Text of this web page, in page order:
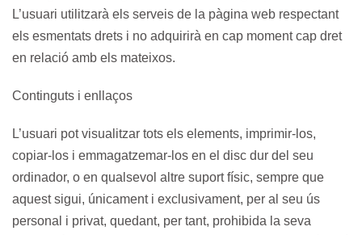
L’usuari utilitzarà els serveis de la pàgina web respectant
els esmentats drets i no adquirirà en cap moment cap dret
en relació amb els mateixos.
Continguts i enllaços
L’usuari pot visualitzar tots els elements, imprimir-los,
copiar-los i emmagatzemar-los en el disc dur del seu
ordinador, o en qualsevol altre suport físic, sempre que
aquest sigui, únicament i exclusivament, per al seu ús
personal i privat, quedant, per tant, prohibida la seva